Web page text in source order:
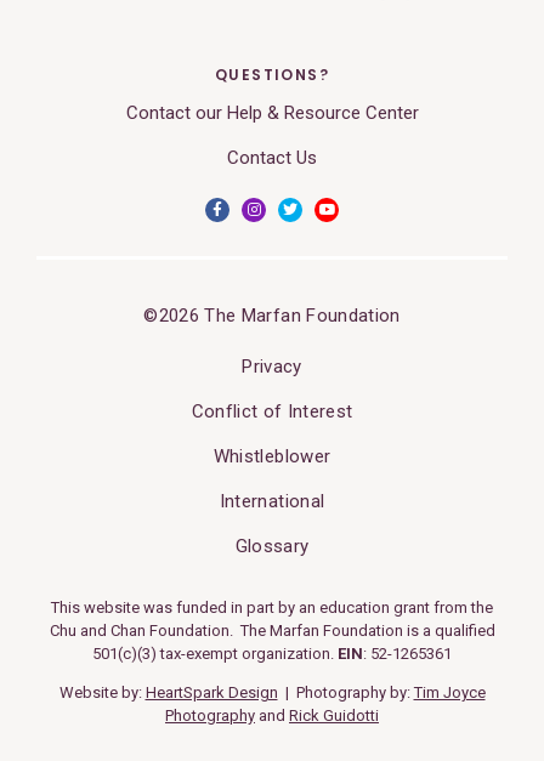
QUESTIONS?
Contact our Help & Resource Center
Contact Us
©2026 The Marfan Foundation
Privacy
Conflict of Interest
Whistleblower
International
Glossary
This website was funded in part by an education grant from the
Chu and Chan Foundation. The Marfan Foundation is a qualified
501(c)(3) tax-exempt organization. EIN: 52-1265361
Website by: HeartSpark Design | Photography by:Tim Joyce
Photography and Rick Guidotti